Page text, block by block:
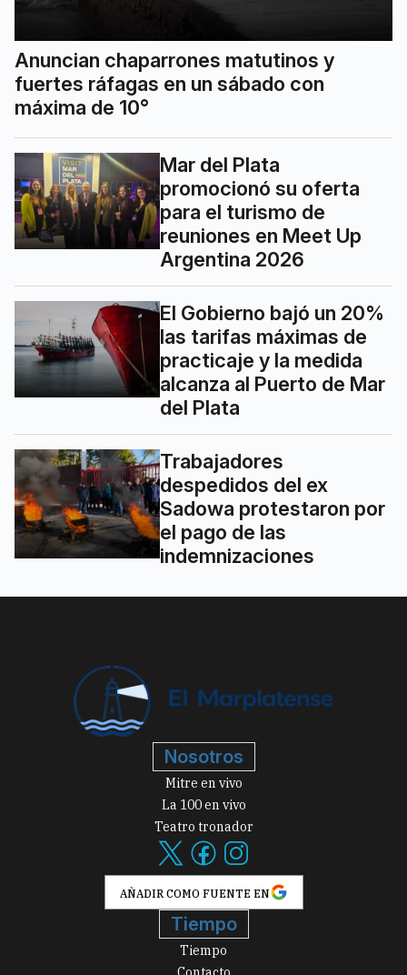
Anuncian chaparrones matutinos y
fuertes ráfagas en un sábado con
máxima de 10°
Mar del Plata
promocionó su oferta
para el turismo de
reuniones en Meet Up
Argentina 2026
El Gobierno bajó un 20%
las tarifas máximas de
practicaje y la medida
alcanza al Puerto de Mar
del Plata
Trabajadores
despedidos del ex
Sadowa protestaron por
el pago de las
indemnizaciones
Nosotros
Mitre en vivo
La 100 en vivo
Teatro tronador
AÑADIR COMO FUENTE EN
Tiempo
Tiempo